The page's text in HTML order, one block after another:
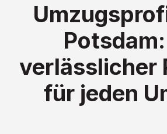
verlässlicher
für jeden